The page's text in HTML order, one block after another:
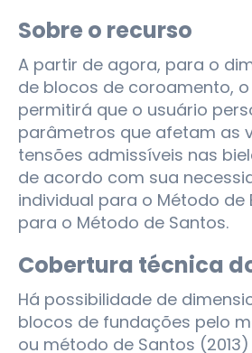
Sobre o recurso
A partir de agora, para o
de blocos de coroamento, o
permitirá que o usuário
parâmetros que afetam as
tensões admissíveis nas
de acordo com sua
individual para o Método de
para o Método de Santos.
Cobertura técnica
Há possibilidade de
blocos de fundações pelo
ou método de Santos